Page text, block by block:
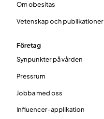
Om obesitas
Vetenskap och publikationer
Företag
Synpunkter på vården
Pressrum
Jobba med oss
Influencer-applikation